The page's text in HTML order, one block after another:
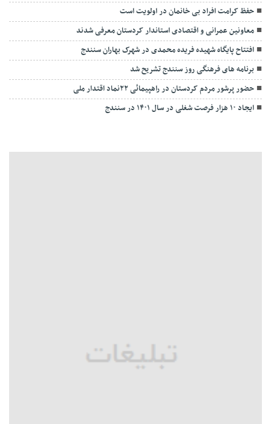
حفظ کرامت افراد بی خانمان در اولویت است
معاونین عمرانی و اقتصادی استاندار کردستان معرفی شدند
افتتاح پایگاه شهیده فریده محمدی در شهرک بهاران سنندج
برنامه های فرهنگی روز سنندج تشریح شد
حضور پرشور مردم کردستان در راهپیمائی ۲۲نماد اقتدار ملی
ایجاد ۱۰ هزار فرصت شغلی در سال ۱۴۰۱ در سنندج